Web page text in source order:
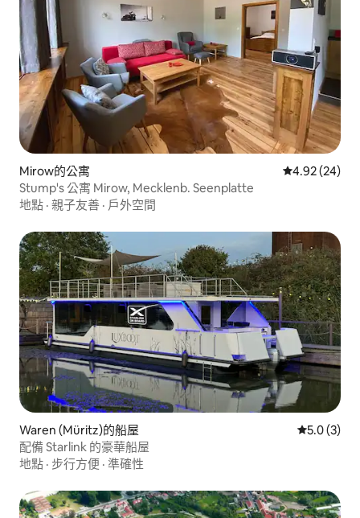
Mirow的公寓 從 24 則評價
4.92 (24)
Stump's 公寓 Mirow, Mecklenb. Seenplatte
地點 · 親子友善 · 戶外空間
Waren (Müritz)的船屋 從 3 則評
5.0 (3)
配備 Starlink 的豪華船屋
地點 · 步行方便 · 準確性